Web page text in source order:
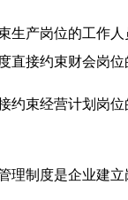
生产岗位的工作
直接约束财会岗
约束经营计划岗
理制度是企业建立